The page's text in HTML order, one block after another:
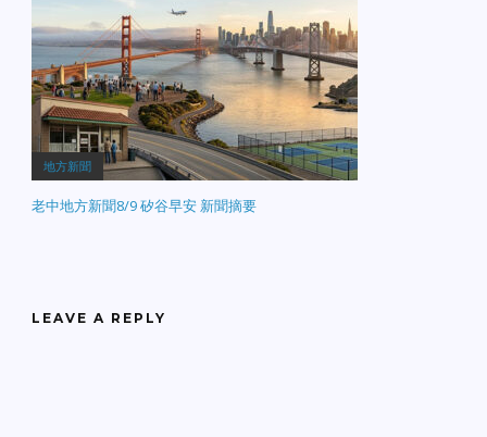
地方新聞
老中地方新聞8/9 矽谷早安 新聞摘要
LEAVE A REPLY